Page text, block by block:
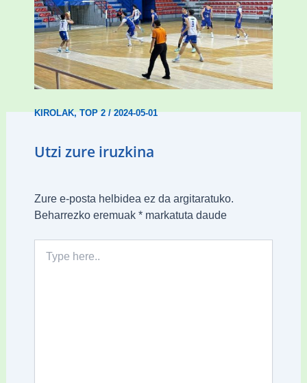
Gizonezkoen Tabirakoren garaipen
erosoa Unamunoren aurka (59-77)
KIROLAK,TOP 2/2024-05-01
Utzi zure iruzkina
Zure e-posta helbidea ez da argitaratuko.
Beharrezko eremuak *markatuta daude
here..